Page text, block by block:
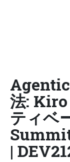
法:
ティベ
|